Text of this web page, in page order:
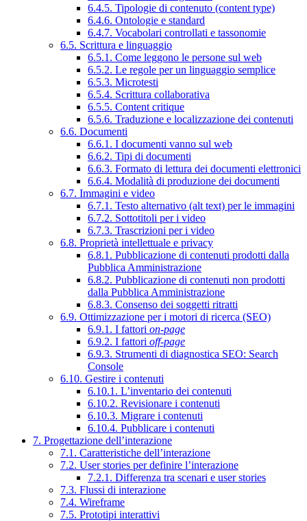
6.4.5. Tipologie di contenuto (content type)
6.4.6. Ontologie e standard
6.4.7. Vocabolari controllati e tassonomie
6.5. Scrittura e linguaggio
6.5.1. Come leggono le persone sul web
6.5.2. Le regole per un linguaggio semplice
6.5.3. Microtesti
6.5.4. Scrittura collaborativa
6.5.5. Content critique
6.5.6. Traduzione e localizzazione dei contenuti
6.6. Documenti
6.6.1. I documenti vanno sul web
6.6.2. Tipi di documenti
6.6.3. Formato di lettura dei documenti elettronici
6.6.4. Modalità di produzione dei documenti
6.7. Immagini e video
6.7.1. Testo alternativo (alt text) per le immagini
6.7.2. Sottotitoli per i video
6.7.3. Trascrizioni per i video
6.8. Proprietà intellettuale e privacy
6.8.1. Pubblicazione di contenuti prodotti dalla
Pubblica Amministrazione
6.8.2. Pubblicazione di contenuti non prodotti
dalla Pubblica Amministrazione
6.8.3. Consenso dei soggetti ritratti
6.9. Ottimizzazione per i motori di ricerca (SEO)
6.9.1. I fattori on-page
6.9.2. I fattori off-page
6.9.3. Strumenti di diagnostica SEO: Search
Console
6.10. Gestire i contenuti
6.10.1. L’inventario dei contenuti
6.10.2. Revisionare i contenuti
6.10.3. Migrare i contenuti
6.10.4. Pubblicare i contenuti
7. Progettazione dell’interazione
7.1. Caratteristiche dell’interazione
7.2. User stories per definire l’interazione
7.2.1. Differenza tra scenari e user stories
7.3. Flussi di interazione
7.4. Wireframe
7.5. Prototipi interattivi